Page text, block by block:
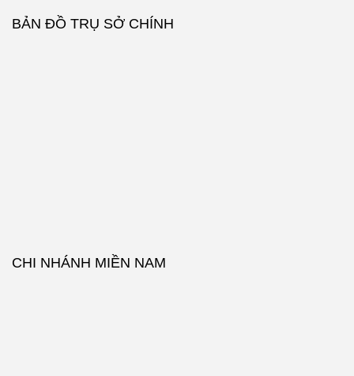
BẢN ĐỒ TRỤ SỞ CHÍNH
CHI NHÁNH MIỀN NAM